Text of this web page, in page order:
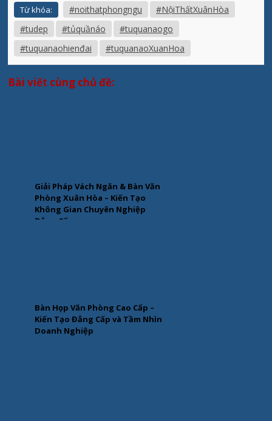
Từ khóa: #noithatphongngu
#NộiThấtXuânHòa
#tudep
#tủquầnáo
#tuquanaogo
#tuquanaohienđai
#tuquanaoXuanHoa
Bài viết cùng chủ đề:
Giải Pháp Vách Ngăn & Bàn Văn
Phòng Xuân Hòa – Kiến Tạo
Không Gian Chuyên Nghiệp
Đẳng Cấp
Bàn Họp Văn Phòng Cao Cấp –
Kiến Tạo Đẳng Cấp và Tầm Nhìn
Doanh Nghiệp